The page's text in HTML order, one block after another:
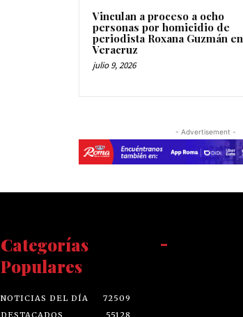
Vinculan a proceso a ocho
personas por homicidio de
periodista Roxana Guzmán en
Veracruz
julio 9, 2026
- Advertisement -
Categorías
Populares
NOTICIAS DEL DÍA
72509
-